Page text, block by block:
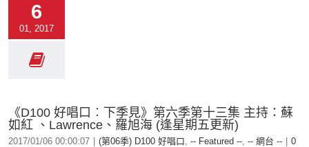
6
01, 2017
《D100 好唱口︰下季見》第六季第十三集 主持：蘇
如紅 、Lawrence、羅旭海 (逢星期五更新)
2017/01/06 00:00:07 (第06季) D100 好唱口, -- Featured --, -- 網台 --
0